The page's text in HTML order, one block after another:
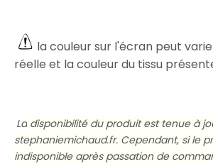
la couleur sur l'écran peut
réelle et la couleur du tissu
La disponibilité du produit est tenue à
stephaniemichaud.fr. Cependant, si le
indisponible après passation de